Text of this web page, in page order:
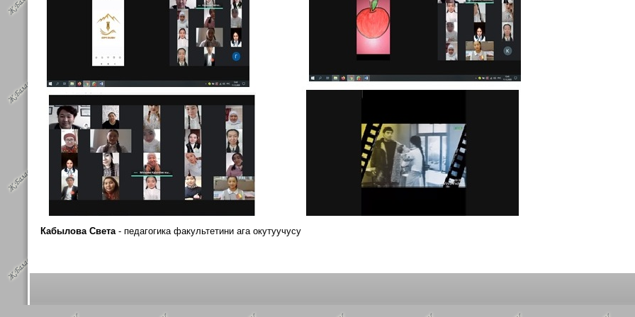
Кабылова Света- педагогика факультетини ага окутуучусу